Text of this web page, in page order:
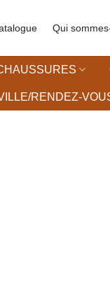
Qui
RENDEZ-